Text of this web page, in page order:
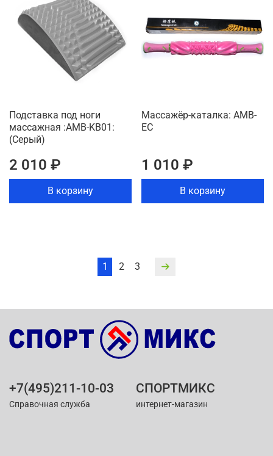
Подставка под ноги
массажная :AMB-KB01:
(Серый)
2 010 ₽
В корзину
Массажёр-каталка: AMB-
EC
1 010 ₽
В корзину
1 2 3
+7(495)211-10-03
Справочная служба
СПОРТМИКС
интернет-магазин